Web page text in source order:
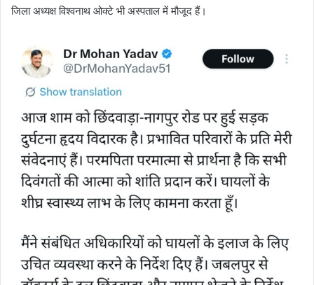
जिला अध्यक्ष विश्वनाथ ओक्टे भी अस्पताल में मौजूद हैं।